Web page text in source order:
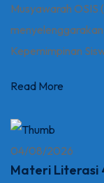
Musyawarah OSIS
Kepemimpinan
Read More
04/08/2026
Materi Literasi